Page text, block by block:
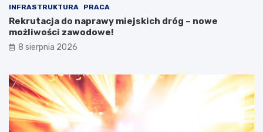
INFRASTRUKTURA PRACA
Rekrutacja do naprawy miejskich dróg – nowe
możliwości zawodowe!
8 sierpnia 2026